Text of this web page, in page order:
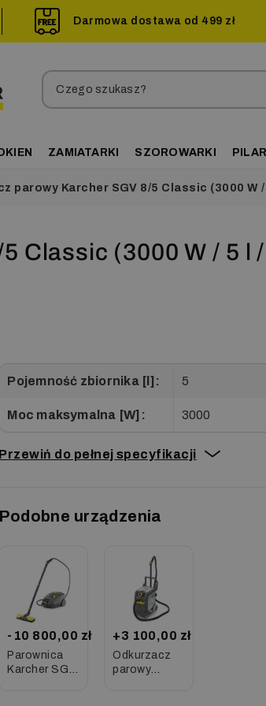
Darmowa dostawa od 499 zł
ZAMIATARKI SZOROWARKI
parowy Karcher SGV 8/5 Classic (3000 W
Classic (3000 W / 5 l /
Pojemność zbiornika [l]: 5
Moc maksymalna [W]: 3000
Przewiń do pełnej specyfikacji
Podobne urządzenia
-10 800,00 zł
Parownica
Karcher SG
+3 100,00 zł
Odkurzacz
parowy